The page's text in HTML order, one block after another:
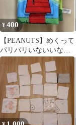
¥400
【PEANUTS】めくって
パリパリいないいない
ばあ布えほん スヌーピ